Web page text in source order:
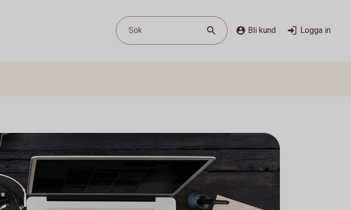
Sök Bli kund Logga in